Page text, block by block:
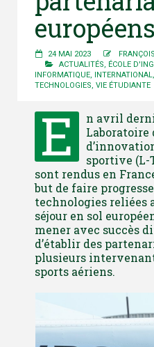
européens
24 MAI 2023
ACTUALITÉS
ÉCOLE
INFORMATIQUE INTERNATIONAL
TECHNOLOGIES VIE ÉTUDIANTE
E
n avril
Laboratoire
sportive (L-
sont rendus en
but de faire
technologies reliées
séjour en sol
mener avec succès
d’établir des
plusieurs
sports aériens.